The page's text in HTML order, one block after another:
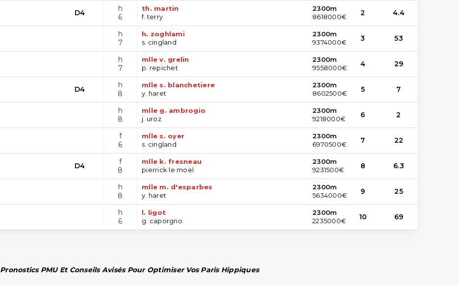
D4
h
6
th. martin
f. terry
2300m
8618000€
2 4.4
h
7
h. zoghlami
s. cingland
2300m
9374000€
3 53
h
7
mlle v. grelin
p. repichet
2300m
9558000€
4 29
D4
h
8
mlle s. blanchetiere
y. haret
2300m
8602500€
5 7
h
8
mlle g. ambrogio
j. uroz
2300m
9218000€
6 2
f
6
mlle s. oyer
s. cingland
2300m
6970500€
7 22
D4
f
8
mlle k. fresneau
pierrick le moel
2300m
9231500€
8 6.3
h
8
mlle m. d'esparbes
y. haret
2300m
5634000€
9 25
h
6
l. ligot
g. caporgno
2300m
2235000€
10 69
Pronostics PMU Et Conseils Avisés Pour Optimiser Vos Paris Hippiques